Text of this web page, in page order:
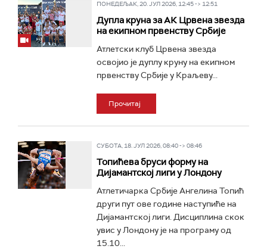
ПОНЕДЕЉАК, 20. ЈУЛ 2026, 12:45 -> 12:51
Дупла круна за АК Црвена звезда
на екипном првенству Србије
Атлетски клуб Црвена звезда
освојио је дуплу круну на екипном
првенству Србије у Краљеву...
Прочитај
СУБОТА, 18. ЈУЛ 2026, 08:40 -> 08:46
Топићева бруси форму на
Дијамантској лиги у Лондону
Атлетичарка Србије Ангелина Топић
други пут ове године наступиће на
Дијамантској лиги. Дисциплина скок
увис у Лондону је на програму од
15.10...